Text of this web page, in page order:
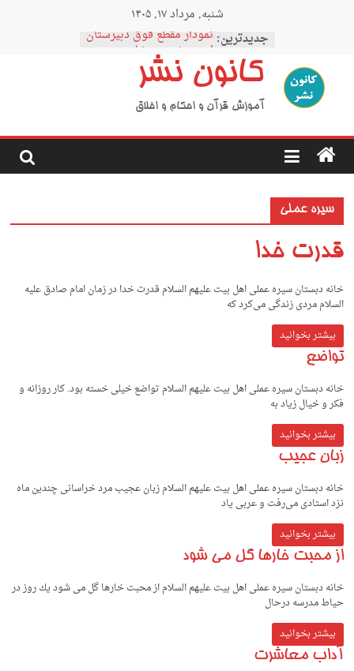
شنبه, مرداد ۱۷, ۱۴۰۵
جدیدترین: نمودار مقطع فوق دبیرستان
اردوی نیمه رمضان
اردوی نیمه شعبان
اردوی غدیر
اردوی محرم
کانون نشر
آموزش قرآن و احکام و اخلاق
سیره عملی
قدرت خدا
خانه دبستان سیره عملی اهل بیت علیهم السلام قدرت خدا در زمان امام صادق علیه
السلام مردی زندگی می‌کرد که
بیشتر بخوانید
تواضع
خانه دبستان سیره عملی اهل بیت علیهم السلام تواضع خیلی خسته بود. کار روزانه و
فکر و خیال زیاد به
بیشتر بخوانید
زبان عجیب
خانه دبستان سیره عملی اهل بیت علیهم السلام زبان عجیب مرد خراسانی چندین ماه
نزد استادی می‌رفت و عربی یاد
بیشتر بخوانید
از محبت خارها گل می شود
خانه دبستان سیره عملی اهل بیت علیهم السلام از محبت خارها گل می شود ﻳﻚ روز در
ﺣﻴﺎط ﻣﺪرﺳﻪ درﺣﺎل
بیشتر بخوانید
آداب معاشرت